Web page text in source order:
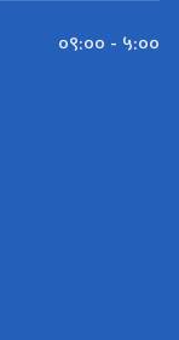
०९:०० - ५:००